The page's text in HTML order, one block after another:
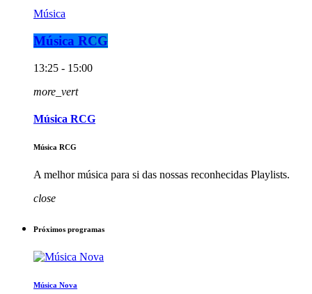
Música
Música RCG
13:25 - 15:00
more_vert
Música RCG
Música RCG
A melhor música para si das nossas reconhecidas Playlists.
close
Próximos programas
Música Nova